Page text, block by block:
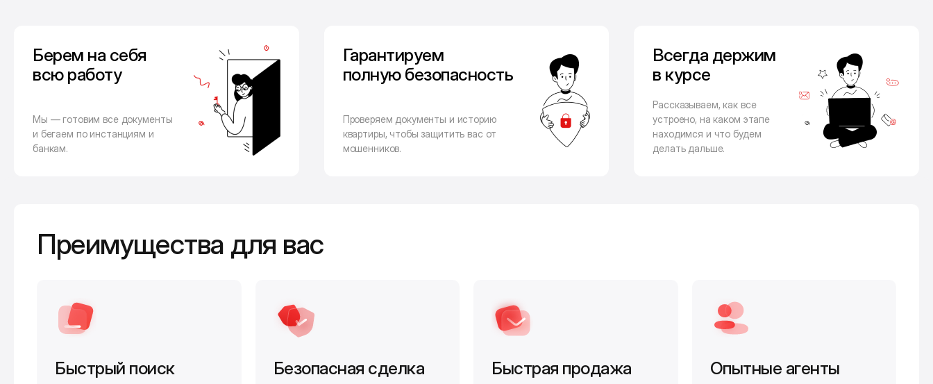
Берем на себя
всю работу
Мы — готовим все документы
и бегаем по инстанциям и
банкам.
Гарантируем
полную безопасность
Проверяем документы и историю
квартиры, чтобы защитить вас от
мошенников.
Всегда держим
в курсе
Рассказываем, как все
устроено, на каком этапе
находимся и что будем
делать дальше.
Преимущества для вас
Быстрый поиск Безопасная сделка Быстрая продажа Опытные агенты